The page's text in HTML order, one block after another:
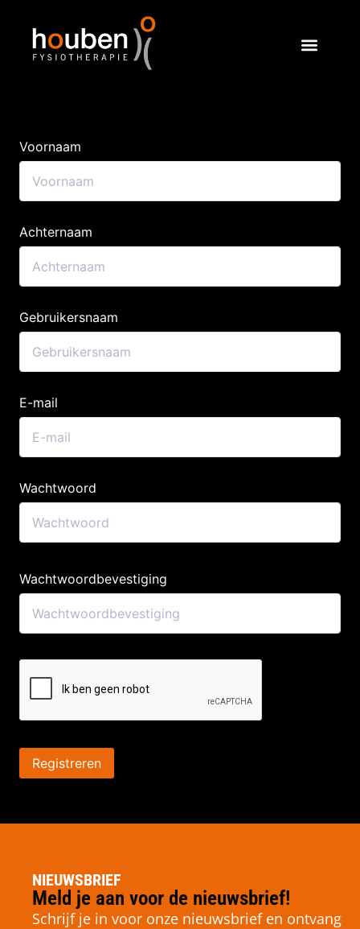
Voornaam
Achternaam
Gebruikersnaam
E-mail
Wachtwoord
Wachtwoordbevestiging
Registreren
NIEUWSBRIEF
Meld je aan voor de nieuwsbrief!
Schrijf je in voor onze nieuwsbrief en ontvang